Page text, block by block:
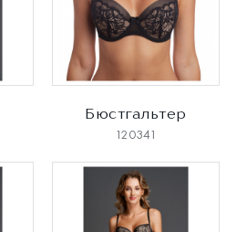
Бюстгальтер
120341